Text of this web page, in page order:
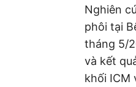
Nghiên
phôi tại
tháng 5/
và kết
khối ICM